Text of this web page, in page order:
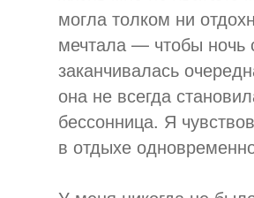
могла толком ни
мечтала — чтобы ночь
заканчивалась
она не всегда
бессонница. Я
в отдыхе